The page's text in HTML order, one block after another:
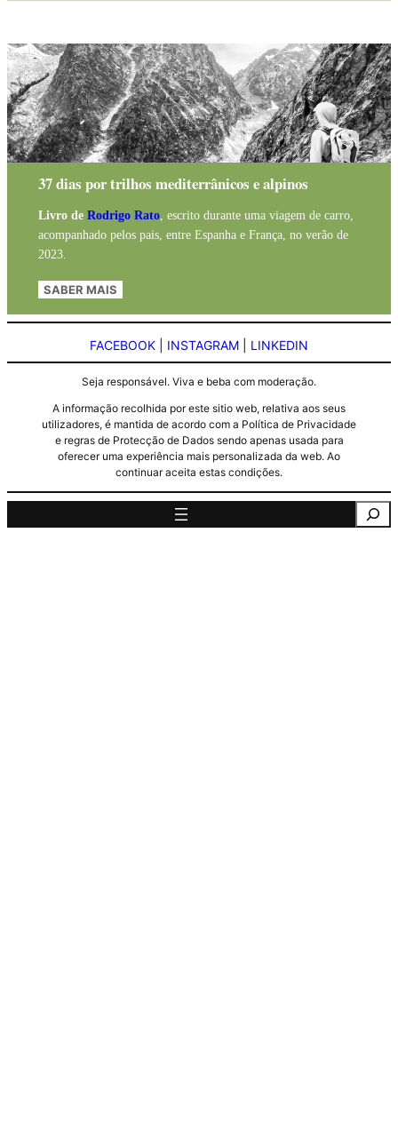
37 dias por trilhos mediterrânicos e alpinos
Livro de Rodrigo Rato, escrito durante uma viagem de carro,
acompanhado pelos pais, entre Espanha e França, no verão de
2023.
SABER MAIS
FACEBOOK INSTAGRAM LINKEDIN
Seja responsável. Viva e beba com moderação.
A informação recolhida por este sitio web, relativa aos seus
utilizadores, é mantida de acordo com a Política de Privacidade
e regras de Protecção de Dados sendo apenas usada para
oferecer uma experiência mais personalizada da web. Ao
continuar aceita estas condições.